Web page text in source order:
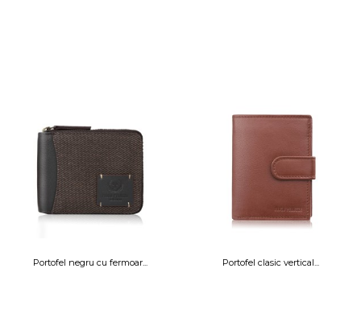
Portofel negru cu fermoar... Portofel clasic vertical...